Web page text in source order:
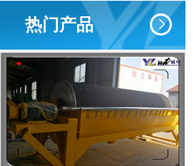
热门产品